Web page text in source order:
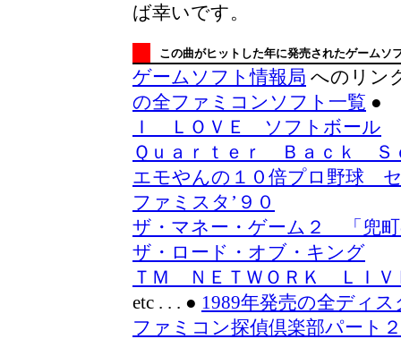
ば幸いです。
この曲がヒットした年に発売されたゲームソ
ゲームソフト情報局 へのリン
の全ファミコンソフト一覧 ●
Ｉ ＬＯＶＥ ソフトボール
Ｑｕａｒｔｅｒ Ｂａｃｋ Ｓ
エモやんの１０倍プロ野球
ファミスタ’９０
ザ・マネー・ゲーム２ 「兜
ザ・ロード・オブ・キング
ＴＭ ＮＥＴＷＯＲＫ ＬＩ
etc . . . ● 1989年発売の全ディ
ファミコン探偵倶楽部パー